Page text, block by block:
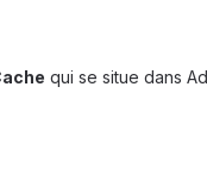
qui se situe dans